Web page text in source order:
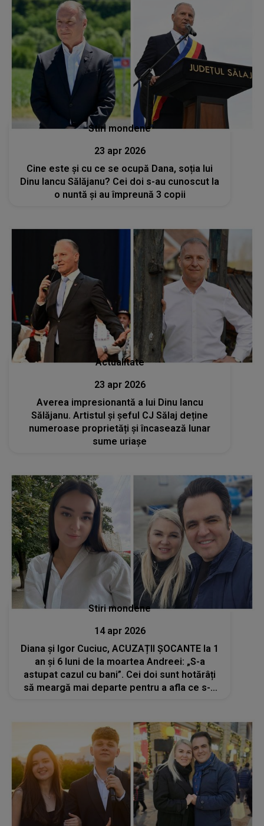
Stiri mondene
23 apr 2026
Cine este și cu ce se ocupă Dana, soția lui
Dinu Iancu Sălăjanu? Cei doi s-au cunoscut la
o nuntă și au împreună 3 copii
Actualitate
23 apr 2026
Averea impresionantă a lui Dinu Iancu
Sălăjanu. Artistul și șeful CJ Sălaj deține
numeroase proprietăți și încasează lunar
sume uriașe
Stiri mondene
14 apr 2026
Diana și Igor Cuciuc, ACUZAȚII ȘOCANTE la 1
an și 6 luni de la moartea Andreei: „S-a
astupat cazul cu bani”. Cei doi sunt hotărâți
să meargă mai departe pentru a afla ce s-a